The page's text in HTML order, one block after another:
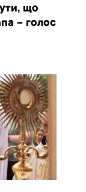
що
– голос